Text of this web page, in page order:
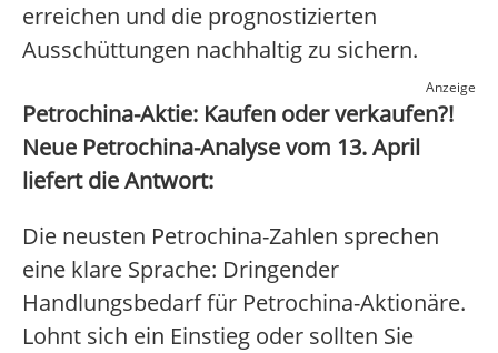
erreichen und die prognostizierten
Ausschüttungen nachhaltig zu sichern.
Anzeige
Petrochina-Aktie: Kaufen oder verkaufen?!
Neue Petrochina-Analyse vom 13. April
liefert die Antwort:
Die neusten Petrochina-Zahlen sprechen
eine klare Sprache: Dringender
Handlungsbedarf für Petrochina-Aktionäre.
Lohnt sich ein Einstieg oder sollten Sie